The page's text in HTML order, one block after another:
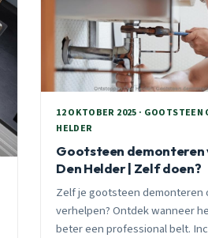
12 OKTOBER 2025 · GOOTSTEEN
HELDER
Gootsteen
Den Helder | Zelf doen?
Zelf je gootsteen demonteren
verhelpen? Ontdek wanneer
beter een professional belt.